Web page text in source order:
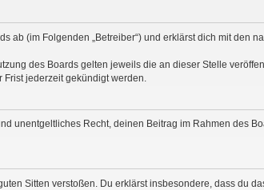
ab (im Folgenden „Betreiber“) und erklärst dich mit den
des Boards gelten jeweils die an dieser Stelle
jederzeit gekündigt werden.
unentgeltliches Recht, deinen Beitrag im Rahmen des
Sitten verstoßen. Du erklärst insbesondere, dass du